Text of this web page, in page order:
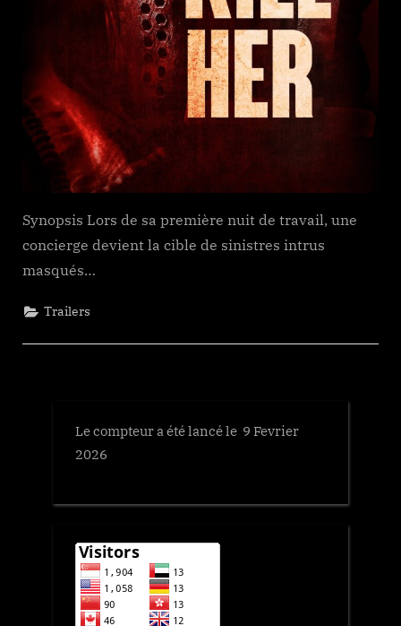
Synopsis Lors de sa première nuit de travail, une
concierge devient la cible de sinistres intrus
masqués…
Trailers
Le compteur a été lancé le 9 Fevrier
2026